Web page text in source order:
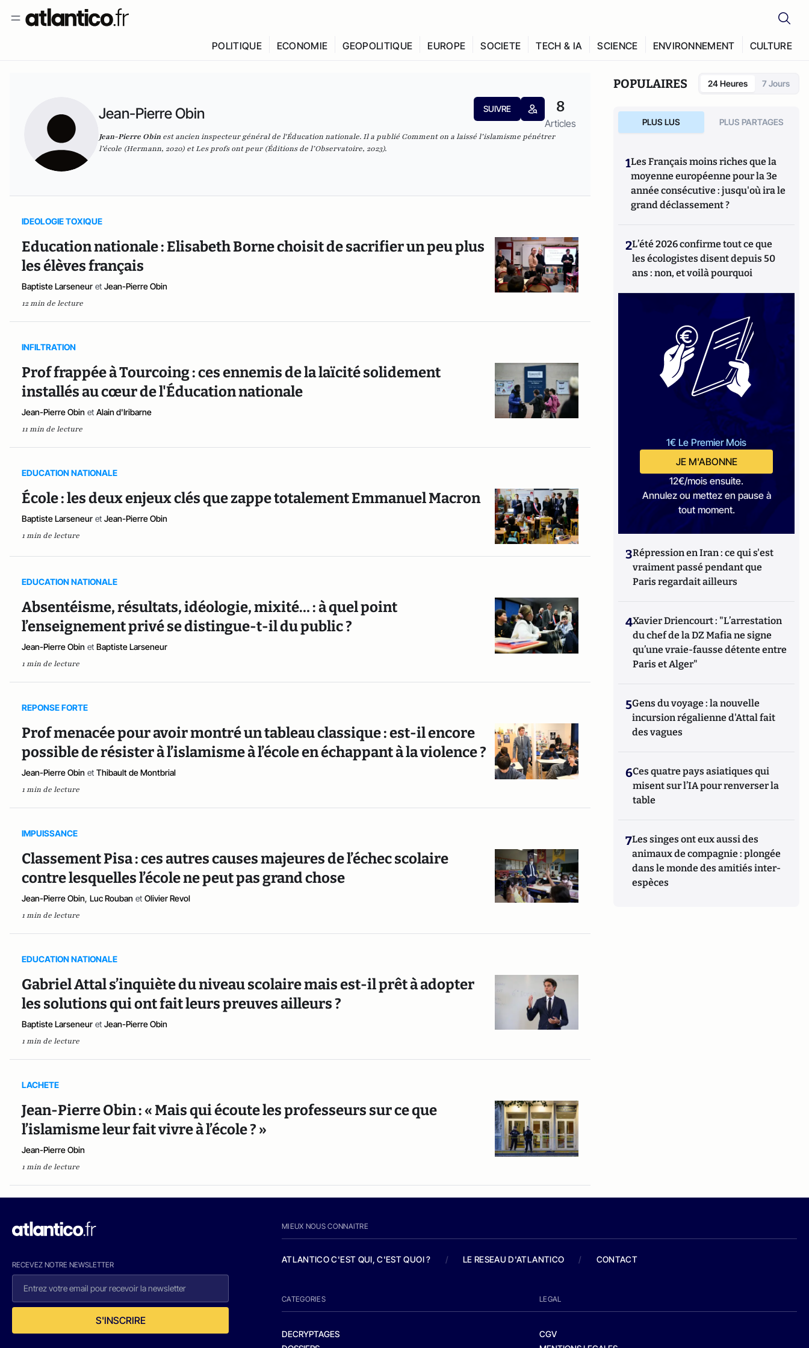
POLITIQUE ECONOMIE GEOPOLITIQUE EUROPE SOCIETE TECH & IA SCIENCE ENVIRONNEMENT CULTURE
Jean-Pierre Obin SUIVRE 8
Articles
Jean-Pierre Obin est ancien inspecteur général de l'Éducation nationale. Il a publiéComment on a laissé l’islamisme pénétrer
l’école (Hermann, 2020) etLes profs ont peur(Éditions de l’Observatoire, 2023).
IDEOLOGIE TOXIQUE
Education nationale : Elisabeth Borne choisit de sacrifier un peu plus
les élèves français
Baptiste Larseneur et Jean-Pierre Obin
12 min de lecture
INFILTRATION
Prof frappée à Tourcoing : ces ennemis de la laïcité solidement
installés au cœur de l'Éducation nationale
Jean-Pierre Obin et Alain d'Iribarne
11 min de lecture
EDUCATION NATIONALE
École : les deux enjeux clés que zappe totalement Emmanuel Macron
Baptiste Larseneur et Jean-Pierre Obin
1 min de lecture
EDUCATION NATIONALE
Absentéisme, résultats, idéologie, mixité… : à quel point
l’enseignement privé se distingue-t-il du public ?
Jean-Pierre Obin et Baptiste Larseneur
1 min de lecture
REPONSE FORTE
Prof menacée pour avoir montré un tableau classique : est-il encore
possible de résister à l’islamisme à l’école en échappant à la violence ?
Jean-Pierre Obin et Thibault de Montbrial
1 min de lecture
IMPUISSANCE
Classement Pisa : ces autres causes majeures de l’échec scolaire
contre lesquelles l’école ne peut pas grand chose
Jean-Pierre Obin, Luc Rouban et Olivier Revol
1 min de lecture
EDUCATION NATIONALE
Gabriel Attal s’inquiète du niveau scolaire mais est-il prêt à adopter
les solutions qui ont fait leurs preuves ailleurs ?
Baptiste Larseneur et Jean-Pierre Obin
1 min de lecture
LACHETE
Jean-Pierre Obin : « Mais qui écoute les professeurs sur ce que
l’islamisme leur fait vivre à l’école ? »
Jean-Pierre Obin
1 min de lecture
POPULAIRES 24 Heures 7 Jours
PLUS LUS PLUS PARTAGES
1Les Français moins riches que la
moyenne européenne pour la 3e
année consécutive : jusqu'où ira le
grand déclassement ?
2L’été 2026 confirme tout ce que
les écologistes disent depuis 50
ans : non, et voilà pourquoi
1€ Le Premier Mois
JE M'ABONNE
12€/mois ensuite.
Annulez ou mettez en pause à
tout moment.
3Répression en Iran : ce qui s'est
vraiment passé pendant que
Paris regardait ailleurs
4Xavier Driencourt : "L’arrestation
du chef de la DZ Mafia ne signe
qu’une vraie-fausse détente entre
Paris et Alger"
5Gens du voyage : la nouvelle
incursion régalienne d'Attal fait
des vagues
6Ces quatre pays asiatiques qui
misent sur l’IA pour renverser la
table
7Les singes ont eux aussi des
animaux de compagnie : plongée
dans le monde des amitiés inter-
espèces
RECEVEZ NOTRE NEWSLETTER
S'INSCRIRE
MIEUX NOUS CONNAITRE
ATLANTICO C'EST QUI, C'EST QUOI ? / LE RESEAU D'ATLANTICO / CONTACT
CATEGORIES
DECRYPTAGES
LEGAL
CGV